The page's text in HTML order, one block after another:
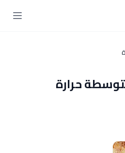
حرارة